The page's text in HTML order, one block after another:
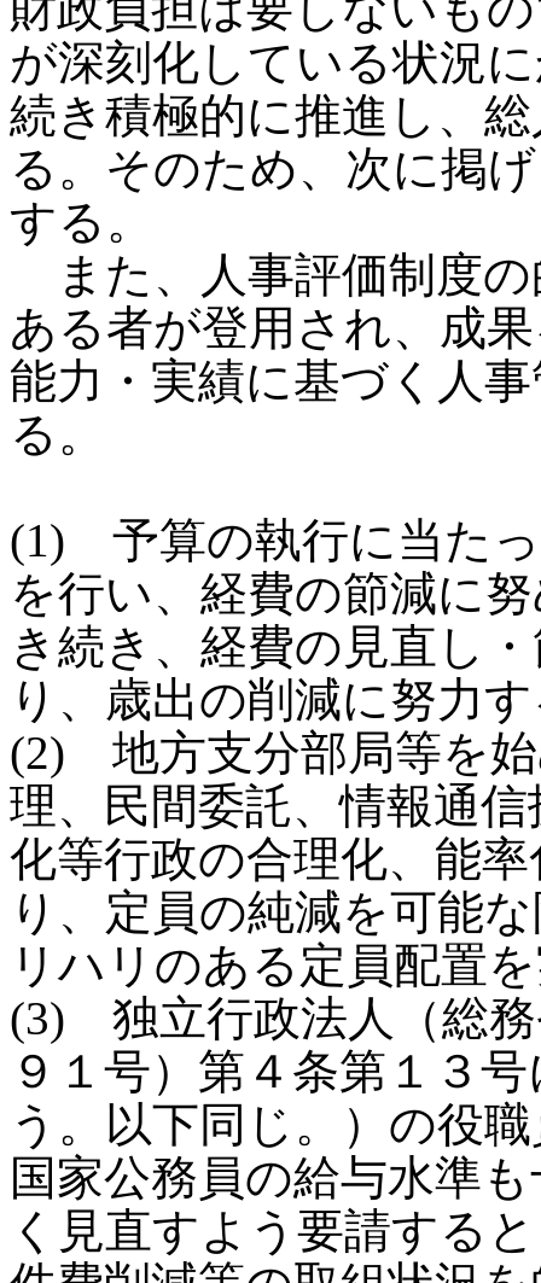
が深刻化している状況
続き積極的に推進し、
る。そのため、次に掲
する。
また、人事評価制度
ある者が登用され、成
能力・実績に基づく人
る。
(1) 予算の執行に当た
を行い、経費の節減に
き続き、経費の見直し
り、歳出の削減に努力
(2) 地方支分部局等を
理、民間委託、情報通
化等行政の合理化、能
り、定員の純減を可能
リハリのある定員配置
(3) 独立行政法人（総
９１号）第４条第１３
う。以下同じ。）の役
国家公務員の給与水準
く見直すよう要請する